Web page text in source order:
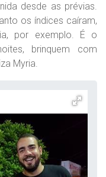
desde as prévias.
os índices caíram,
por exemplo. É o
brinquem com
Myria.